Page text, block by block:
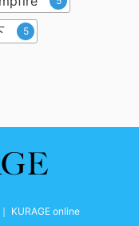
5
KURAGE online